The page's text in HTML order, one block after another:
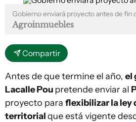
Gobierno enviará proyecto antes de fin
Agroinmuebles
Compartir
Antes de que termine el año, el
Lacalle Pou pretende enviar al
proyecto para flexibilizar la ley
territorialque está vigente